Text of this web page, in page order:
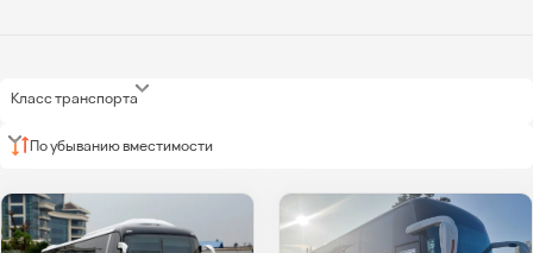
Класс транспорта
По убыванию вместимости